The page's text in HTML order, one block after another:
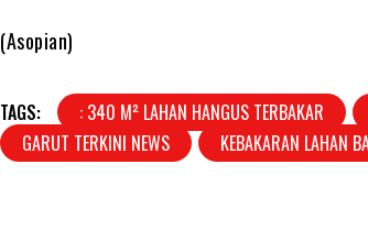
(Asopian)
TAGS: : 340 M² LAHAN HANGUS TERBAKAR
GARUT TERKINI NEWS
KEBAKARAN LAHAN